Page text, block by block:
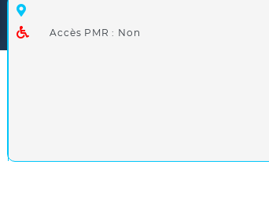
Accès PMR : Non